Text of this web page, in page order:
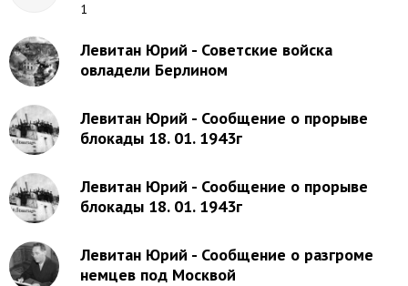
1
Левитан Юрий - Советские войска
овладели Берлином
Левитан Юрий - Сообщение о прорыве
блокады 18. 01. 1943г
Левитан Юрий - Сообщение о прорыве
блокады 18. 01. 1943г
Левитан Юрий - Сообщение о разгроме
немцев под Москвой